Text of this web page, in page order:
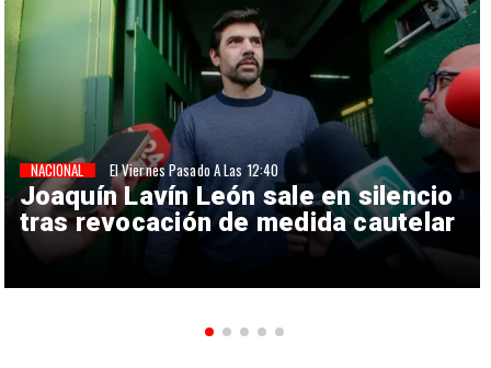
Joaquín Lavín León sale en silencio
tras revocación de medida cautelar
NACIONAL El Viernes Pasado A Las 12:40